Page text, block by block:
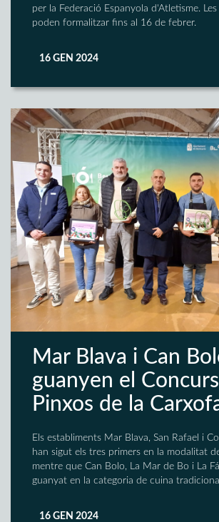
per la Federació Espanyola d'Atletisme.
poden formalitzar fins al 16 de febrer.
16 GEN 2024
Mar Blava i Can
guanyen el
Pinxos de la
Els establiments Mar Blava, San Rafael i
han sigut els tres primers en la modalitat
mentre que Can Bolo, La Mar de Bo i La
guanyat en la categoria de cuina
16 GEN 2024